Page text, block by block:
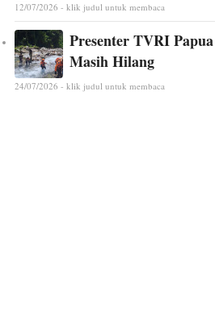
12/07/2026 - klik judul untuk membaca
Presenter TVRI
Masih Hilang
24/07/2026 - klik judul untuk membaca